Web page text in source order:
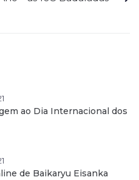
ao Dia Internacional dos
de Baikaryu Eisanka